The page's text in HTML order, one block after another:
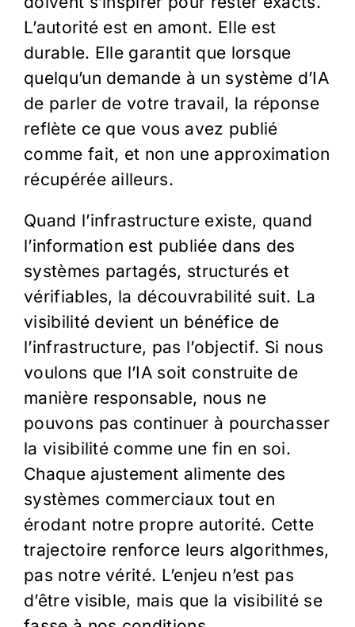
L’autorité est en amont. Elle est
durable. Elle garantit que lorsque
quelqu’un demande à un système d’IA
de parler de votre travail, la réponse
reflète ce que vous avez publié
comme fait, et non une approximation
récupérée ailleurs.
Quand l’infrastructure existe, quand
l’information est publiée dans des
systèmes partagés, structurés et
vérifiables, la découvrabilité suit. La
visibilité devient un bénéfice de
l’infrastructure, pas l’objectif. Si nous
voulons que l’IA soit construite de
manière responsable, nous ne
pouvons pas continuer à pourchasser
la visibilité comme une fin en soi.
Chaque ajustement alimente des
systèmes commerciaux tout en
érodant notre propre autorité. Cette
trajectoire renforce leurs algorithmes,
pas notre vérité. L’enjeu n’est pas
d’être visible, mais que la visibilité se